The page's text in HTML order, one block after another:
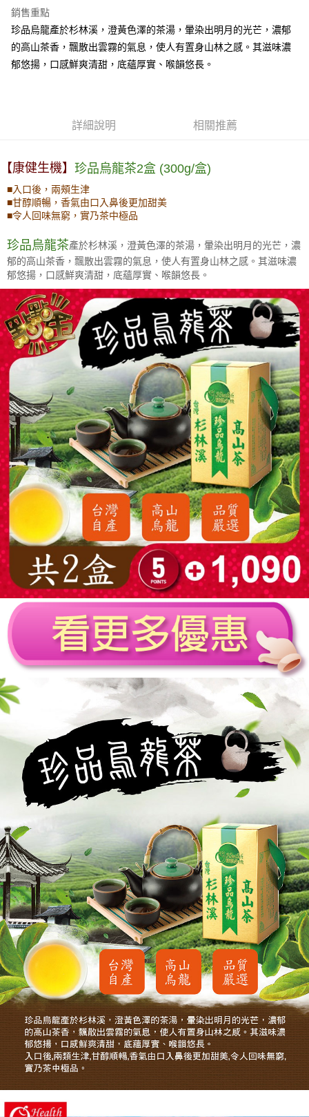
悠遊付
Google Pay
宅配
每筆NT$80，滿NT$990(含以上)免運費
【免運費】
免運費
銷售重點
珍品烏龍產於杉林溪，澄黃色澤的茶湯，暈染出明月的光芒，濃郁
的高山茶香，飄散出雲霧的氣息，使人有置身山林之感。其滋味濃
郁悠揚，口感鮮爽清甜，底蘊厚實、喉韻悠長。
詳細說明 相關推薦
【康健生機】 珍品烏龍茶2盒 (300g/盒)
■入口後，兩頰生津
■甘醇順暢， 香氣由口入鼻後更加甜美
■令人回味無窮，實乃茶中極品
珍品烏龍茶產於杉林溪，澄黃色澤的茶湯，暈染出明月的光芒，濃
郁的高山茶香，飄散出雲霧的氣息，使人有置身山林之感。其滋味濃
郁悠揚，口感鮮爽清甜，底蘊厚實、喉韻悠長。